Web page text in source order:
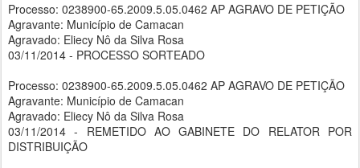
Processo: 0238900-65.2009.5.05.0462 AP AGRAVO DE PETIÇÃO
Agravante: Município de Camacan
Agravado: Eliecy Nô da Silva Rosa
03/11/2014 - PROCESSO SORTEADO
Processo: 0238900-65.2009.5.05.0462 AP AGRAVO DE PETIÇÃO
Agravante: Município de Camacan
Agravado: Eliecy Nô da Silva Rosa
03/11/2014 - REMETIDO AO GABINETE DO RELATOR POR
DISTRIBUIÇÃO